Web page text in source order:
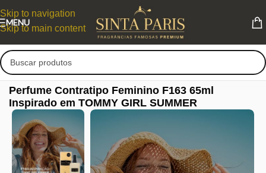
Skip to navigation
Skip to main content
MENU
Perfume Contratipo Feminino F163 65ml
Inspirado em TOMMY GIRL SUMMER